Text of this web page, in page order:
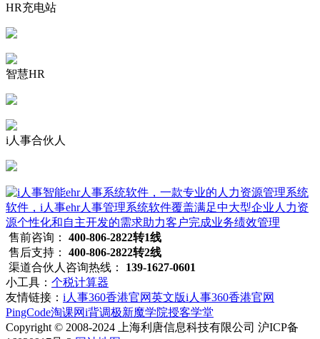
HR充电站
智慧HR
i人事合伙人
售前咨询：
400-806-2822转1线
售后支持：
400-806-2822转2线
渠道合伙人咨询热线：
139-1627-0601
小工具： 个税计算器
友情链接： i人事360香港官网英文版i人事360香港官网
PingCode淘课网i背调极新魔学院授客学堂
Copyright © 2008-2024 上海利唐信息科技有限公司 沪ICP备